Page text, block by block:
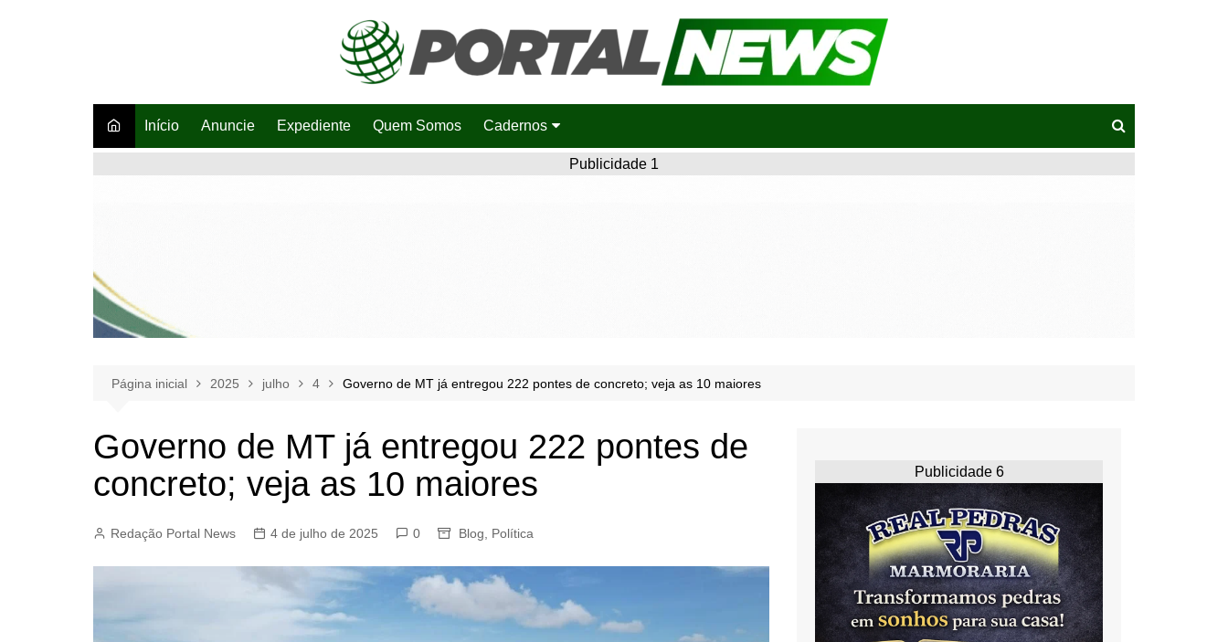
Início Anuncie Expediente Quem Somos Cadernos
Publicidade 1
Página inicial 2025 julho 4 Governo de MT já entregou 222 pontes de concreto; veja as 10 maiores
Governo de MT já entregou 222 pontes de
concreto; veja as 10 maiores
Redação Portal News 4 de julho de 2025 0 Blog Política
Publicidade 6